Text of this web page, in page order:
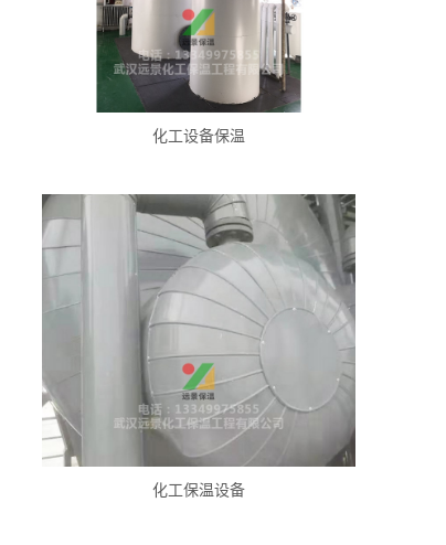
化工设备保温
化工保温设备